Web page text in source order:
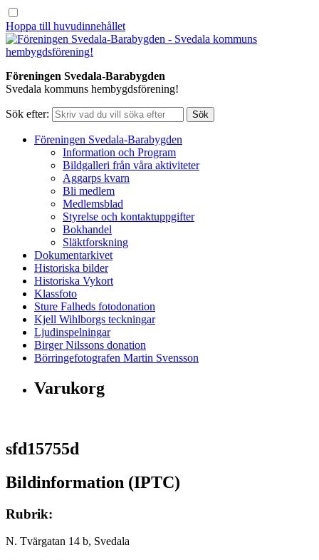
Hoppa till huvudinnehållet
Föreningen Svedala-Barabygden
Svedala kommuns hembygdsförening!
Sök efter:
Föreningen Svedala-Barabygden
Information och Program
Bildgalleri från våra aktiviteter
Aggarps kvarn
Bli medlem
Medlemsblad
Styrelse och kontaktuppgifter
Bokhandel
Släktforskning
Dokumentarkivet
Historiska bilder
Historiska Vykort
Klassfoto
Sture Falheds fotodonation
Kjell Wihlborgs teckningar
Ljudinspelningar
Birger Nilssons donation
Börringefotografen Martin Svensson
Varukorg
sfd15755d
Bildinformation (IPTC)
Rubrik:
N. Tvärgatan 14 b, Svedala